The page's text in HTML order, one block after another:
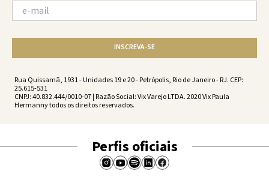
INSCREVA-SE
Rua Quissamã, 1931 - Unidades 19 e 20 - Petrópolis, Rio de Janeiro - RJ. CEP:
25.615-531
CNPJ: 40.832.444/0010-07 | Razão Social: Vix Varejo LTDA. 2020 Vix Paula
Hermanny todos os direitos reservados.
Perfis oficiais